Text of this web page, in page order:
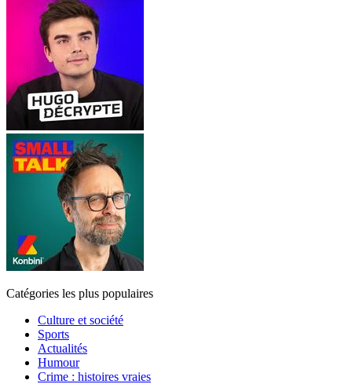
Catégories les plus populaires
Culture et société
Sports
Actualités
Humour
Crime : histoires vraies